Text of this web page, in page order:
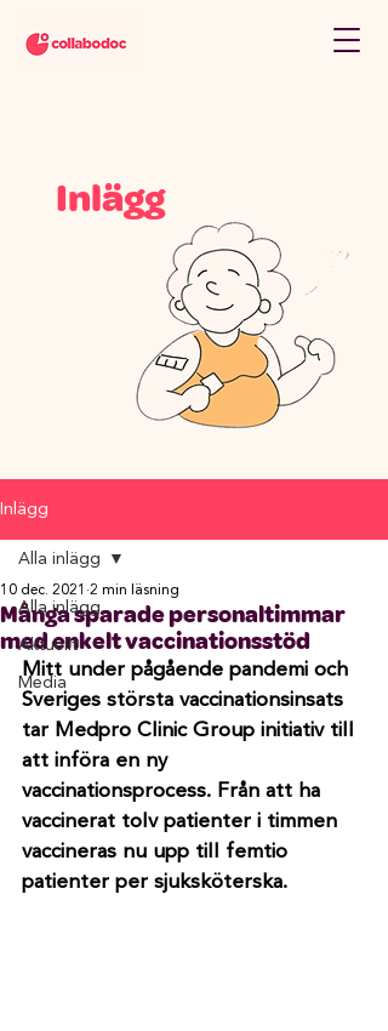
Inlägg
Inlägg
Alla inlägg
Aktuellt
Media
Alla inlägg
Många sparade personaltimmar
med enkelt vaccinationsstöd
10 dec. 2021 2 min läsning
Mitt under pågående pandemi och
Sveriges största vaccinationsinsats
tar Medpro Clinic Group initiativ till
att införa en ny
vaccinationsprocess. Från att ha
vaccinerat tolv patienter i timmen
vaccineras nu upp till femtio
patienter per sjuksköterska.